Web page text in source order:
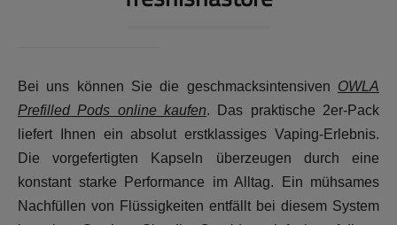
Bei uns können Sie die geschmacksintensiven OWLA
Prefilled Pods online kaufen. Das praktische 2er-Pack
liefert Ihnen ein absolut erstklassiges Vaping-Erlebnis.
Die vorgefertigten Kapseln überzeugen durch eine
konstant starke Performance im Alltag. Ein mühsames
Nachfüllen von Flüssigkeiten entfällt bei diesem System